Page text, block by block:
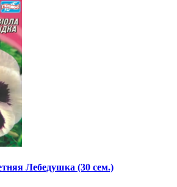
Лебедушка (30 сем.)